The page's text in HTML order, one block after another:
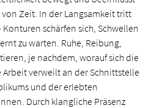
Zeit. In der Langsamkeit tritt
schärfen sich, Schwellen
zu warten. Ruhe, Reibung,
je nachdem, worauf sich die
verweilt an der Schnittstelle
und der erlebten
Durch klangliche Präsenz